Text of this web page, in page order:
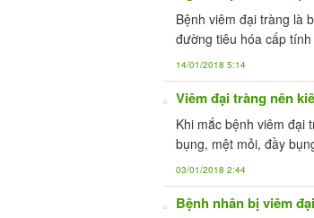
Bệnh viêm đại tràng là
đường tiêu hóa cấp
14/01/2018 5:14
Viêm đại tràng nên
Khi mắc bệnh viêm đại
bụng, mệt mỏi, đầy
03/01/2018 2:44
Bệnh nhân bị viêm